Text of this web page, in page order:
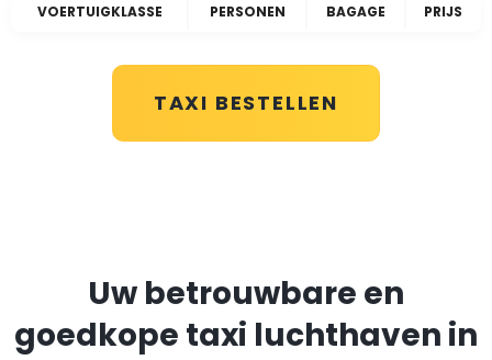
VOERTUIGKLASSE PERSONEN BAGAGE PRIJS
TAXI BESTELLEN
Uw betrouwbare en
goedkope taxi luchthaven in